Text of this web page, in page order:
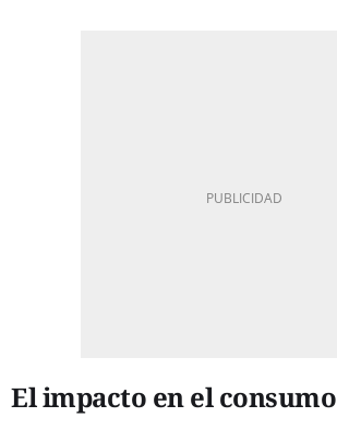
El impacto en el consumo